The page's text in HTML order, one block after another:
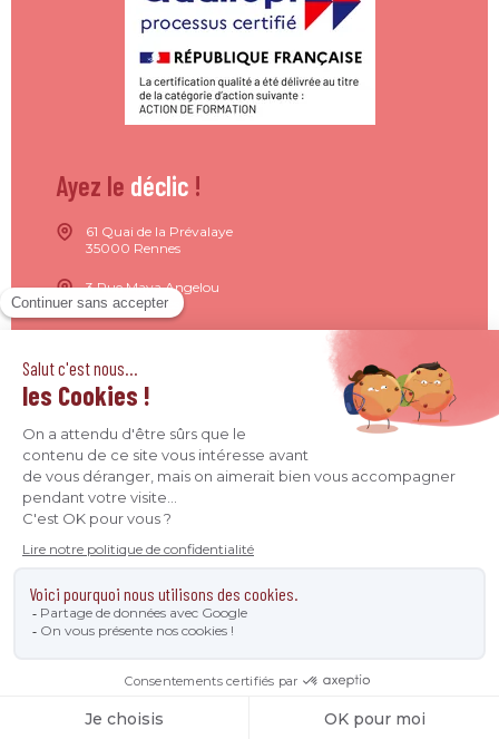
Ayez le déclic !
61 Quai de la Prévalaye
35000 Rennes
3 Rue Maya Angelou
44200 Nantes
4 Quai Jean Moulin
09 71 37 26 34
contact@agence-declic.fr
Agence Déclic 2026 - Tous droits réservés © -Mentions